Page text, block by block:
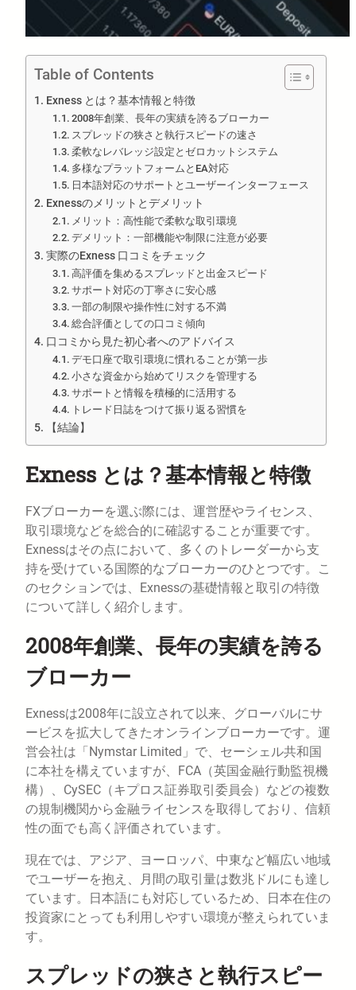
Table of Contents
Exness とは？基本情報と特徴
2008年創業、長年の実績を誇るブローカー
スプレッドの狭さと執行スピードの速さ
柔軟なレバレッジ設定とゼロカットシステム
多様なプラットフォームとEA対応
日本語対応のサポートとユーザーインターフェース
Exnessのメリットとデメリット
メリット：高性能で柔軟な取引環境
デメリット：一部機能や制限に注意が必要
実際のExness 口コミをチェック
高評価を集めるスプレッドと出金スピード
サポート対応の丁寧さに安心感
一部の制限や操作性に対する不満
総合評価としての口コミ傾向
口コミから見た初心者へのアドバイス
デモ口座で取引環境に慣れることが第一歩
小さな資金から始めてリスクを管理する
サポートと情報を積極的に活用する
トレード日誌をつけて振り返る習慣を
【結論】
Exness とは？基本情報と特徴
FXブローカーを選ぶ際には、運営歴やライセンス、
取引環境などを総合的に確認することが重要です。
Exnessはその点において、多くのトレーダーから支
持を受けている国際的なブローカーのひとつです。こ
のセクションでは、Exnessの基礎情報と取引の特徴
について詳しく紹介します。
2008年創業、長年の実績を誇る
ブローカー
Exnessは2008年に設立されて以来、グローバルにサ
ービスを拡大してきたオンラインブローカーです。運
営会社は「Nymstar Limited」で、セーシェル共和国
に本社を構えていますが、FCA（英国金融行動監視機
構）、CySEC（キプロス証券取引委員会）などの複数
の規制機関から金融ライセンスを取得しており、信頼
性の面でも高く評価されています。
現在では、アジア、ヨーロッパ、中東など幅広い地域
でユーザーを抱え、月間の取引量は数兆ドルにも達し
ています。日本語にも対応しているため、日本在住の
投資家にとっても利用しやすい環境が整えられていま
す。
スプレッドの狭さと執行スピー